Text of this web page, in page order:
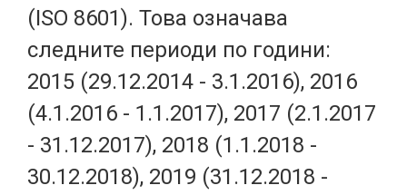
(ISO 8601). Това означава
следните периоди по години:
2015 (29.12.2014 - 3.1.2016), 2016
(4.1.2016 - 1.1.2017), 2017 (2.1.2017
- 31.12.2017), 2018 (1.1.2018 -
30.12.2018), 2019 (31.12.2018 -